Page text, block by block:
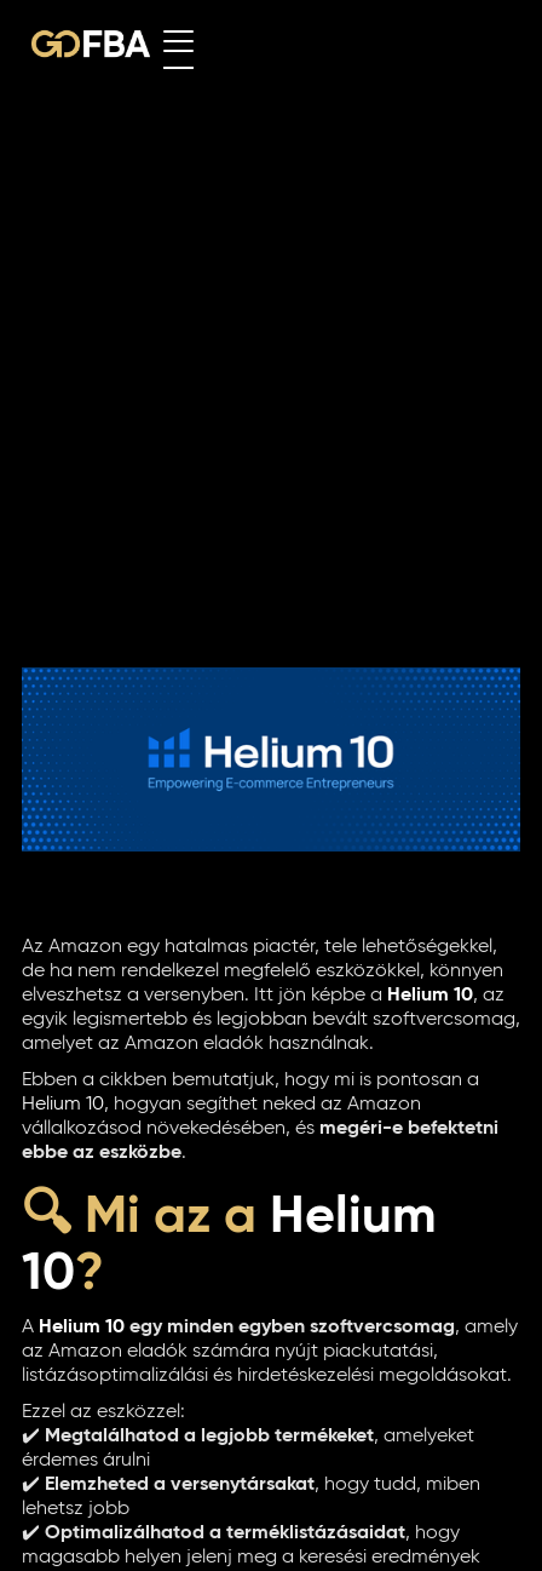
Az Amazon egy hatalmas piactér, tele lehetőségekkel,
de ha nem rendelkezel megfelelő eszközökkel, könnyen
elveszhetsz a versenyben. Itt jön képbe a Helium 10, az
egyik legismertebb és legjobban bevált szoftvercsomag,
amelyet az Amazon eladók használnak.
Ebben a cikkben bemutatjuk, hogy mi is pontosan a
Helium 10, hogyan segíthet neked az Amazon
vállalkozásod növekedésében, és megéri-e befektetni
ebbe az eszközbe.
🔍 Mi az a Helium
10?
A Helium 10 egy minden egyben szoftvercsomag, amely
az Amazon eladók számára nyújt piackutatási,
listázásoptimalizálási és hirdetéskezelési megoldásokat.
Ezzel az eszközzel:
✔️ Megtalálhatod a legjobb termékeket, amelyeket
érdemes árulni
✔️ Elemzheted a versenytársakat, hogy tudd, miben
lehetsz jobb
✔️ Optimalizálhatod a terméklistázásaidat, hogy
magasabb helyen jelenj meg a keresési eredmények